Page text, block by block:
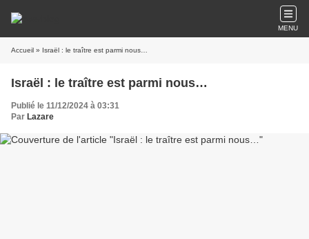
MENU
Accueil » Israël : le traître est parmi nous…
Israël : le traître est parmi nous…
Publié le 11/12/2024 à 03:31
Par Lazare